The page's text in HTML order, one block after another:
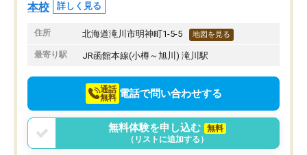
思います。
本校 詳しく見る
住所 北海道滝川市明神町1-5-5 地図を見る
最寄り駅 JR函館本線(小樽～旭川) 滝川駅
通話
無料 電話で問い合わせする
無料体験を申し込む
無料
（リストに追加する）